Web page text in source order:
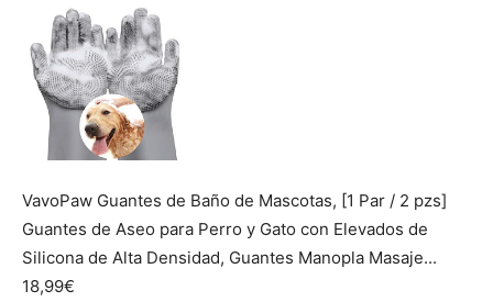
VavoPaw Guantes de Baño de Mascotas, [1 Par / 2 pzs]
Guantes de Aseo para Perro y Gato con Elevados de
Silicona de Alta Densidad, Guantes Manopla Masaje...
18,99€